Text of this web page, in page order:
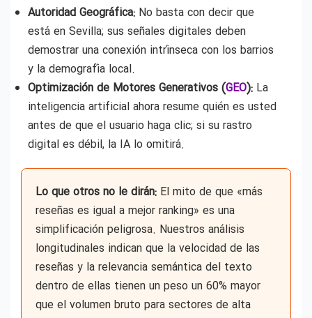
Autoridad Geográfica: No basta con decir que
está en Sevilla; sus señales digitales deben
demostrar una conexión intrínseca con los barrios
y la demografía local.
Optimización de Motores Generativos (GEO): La
inteligencia artificial ahora resume quién es usted
antes de que el usuario haga clic; si su rastro
digital es débil, la IA lo omitirá.
Lo que otros no le dirán: El mito de que «más
reseñas es igual a mejor ranking» es una
simplificación peligrosa. Nuestros análisis
longitudinales indican que la velocidad de las
reseñas y la relevancia semántica del texto
dentro de ellas tienen un peso un 60% mayor
que el volumen bruto para sectores de alta